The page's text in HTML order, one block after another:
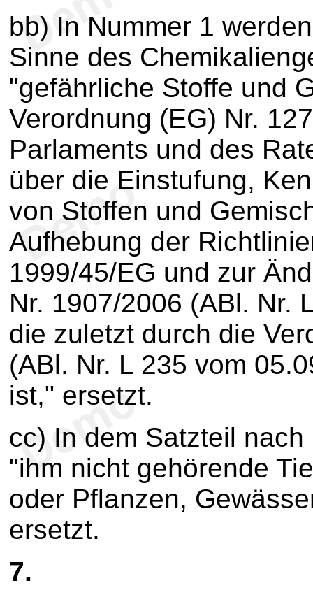
bb) In Nummer 1
Sinne des
"gefährliche Stoffe und
Verordnung (EG) Nr.
Parlaments und des
über die Einstufung,
von Stoffen und
Aufhebung der
1999/45/EG und zur
Nr. 1907/2006 (ABl. Nr.
die zuletzt durch die
(ABl. Nr. L 235 vom
ist," ersetzt.
cc) In dem Satzteil
"ihm nicht gehörende
oder Pflanzen,
ersetzt.
7.